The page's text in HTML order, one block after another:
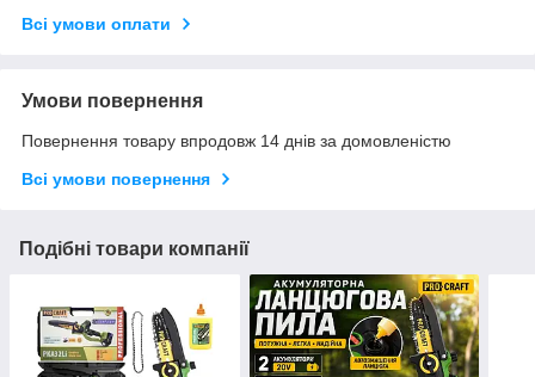
Всі умови оплати
Умови повернення
Повернення товару впродовж 14 днів за домовленістю
Всі умови повернення
Подібні товари компанії